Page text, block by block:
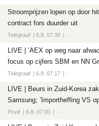
Stroomprijzen lopen op door
contract fors duurder uit
Telegraaf 6.8. 07:30 ··
LIVE | ’AEX op weg naar
focus op cijfers SBM en NN
Telegraaf 6.8. 07:17 ··
LIVE | Beurs in Zuid-Korea
Samsung; ’Importheffing VS
Privé 6.8. 07:00 ··